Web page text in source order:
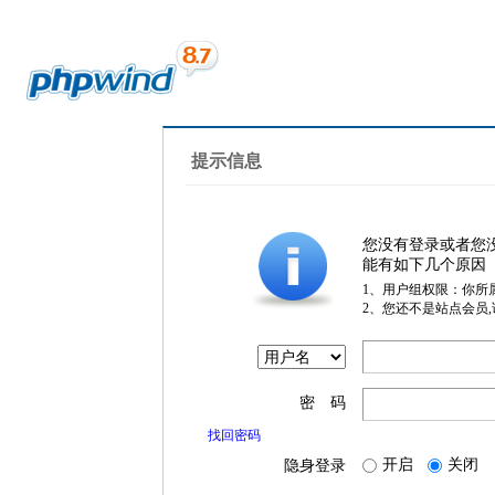
提示信息
您没有登录或者您
能有如下几个原因
1、用户组权限：你所
2、您还不是站点会员
密 码
找回密码
隐身登录 开启 关闭